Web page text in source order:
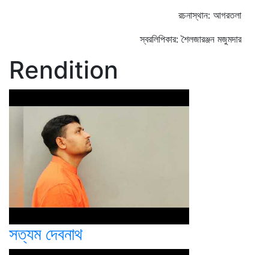
রচনাস্থান: আগরতলা
স্বরলিপিকার: শৈলজারঞ্জন মজুমদার
Rendition
সত্যম দেবনাথ